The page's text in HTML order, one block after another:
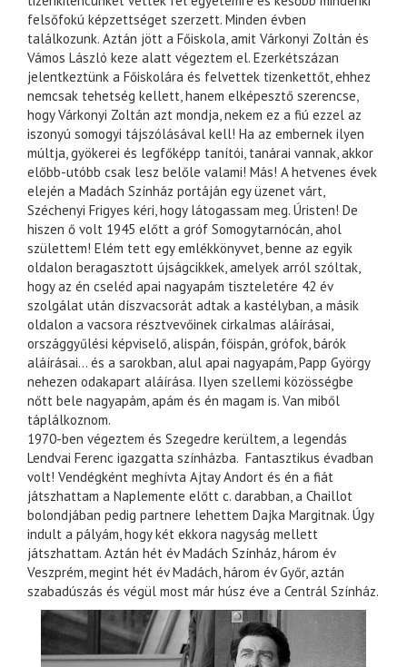
felsőfokú képzettséget szerzett. Minden évben
találkozunk. Aztán jött a Főiskola, amit Várkonyi Zoltán és
Vámos László keze alatt végeztem el. Ezerkétszázan
jelentkeztünk a Főiskolára és felvettek tizenkettőt, ehhez
nemcsak tehetség kellett, hanem elképesztő szerencse,
hogy Várkonyi Zoltán azt mondja, nekem ez a fiú ezzel az
iszonyú somogyi tájszólásával kell! Ha az embernek ilyen
múltja, gyökerei és legfőképp tanítói, tanárai vannak, akkor
előbb-utóbb csak lesz belőle valami! Más! A hetvenes évek
elején a Madách Színház portáján egy üzenet várt,
Széchenyi Frigyes kéri, hogy látogassam meg. Úristen! De
hiszen ő volt 1945 előtt a gróf Somogytarnócán, ahol
születtem! Elém tett egy emlékkönyvet, benne az egyik
oldalon beragasztott újságcikkek, amelyek arról szóltak,
hogy az én cseléd apai nagyapám tiszteletére 42 év
szolgálat után díszvacsorát adtak a kastélyban, a másik
oldalon a vacsora résztvevőinek cirkalmas aláírásai,
országgyűlési képviselő, alispán, főispán, grófok, bárók
aláírásai… és a sarokban, alul apai nagyapám, Papp György
nehezen odakapart aláírása. Ilyen szellemi közösségbe
nőtt bele nagyapám, apám és én magam is. Van miből
táplálkoznom.
1970-ben végeztem és Szegedre kerültem, a legendás
Lendvai Ferenc igazgatta színházba. Fantasztikus évadban
volt! Vendégként meghívta Ajtay Andort és én a fiát
játszhattam a Naplemente előtt c. darabban, a Chaillot
bolondjában pedig partnere lehettem Dajka Margitnak. Úgy
indult a pályám, hogy két ekkora nagyság mellett
játszhattam. Aztán hét év Madách Színház, három év
Veszprém, megint hét év Madách, három év Győr, aztán
szabadúszás és végül most már húsz éve a Centrál Színház.